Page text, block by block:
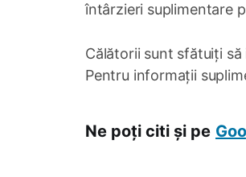
întârzieri suplimentare
Călătorii sunt sfătuiți
Pentru informații
Ne poți citi și pe